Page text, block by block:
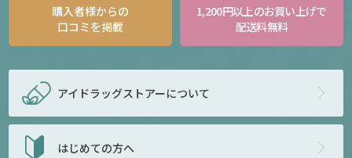
購入者様からの
口コミを掲載
1,200円以上のお買い上げで
配送料無料
アイドラッグストアーについて
はじめての方へ